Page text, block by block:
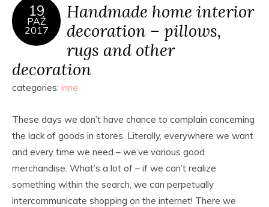
19
PAŹ
2017
Handmade home interior
decoration – pillows,
rugs and other
decoration
categories: inne
These days we don’t have chance to complain concerning
the lack of goods in stores. Literally, everywhere we want
and every time we need – we’ve various good
merchandise. What’s a lot of – if we can’t realize
something within the search, we can perpetually
intercommunicate shopping on the internet! There we